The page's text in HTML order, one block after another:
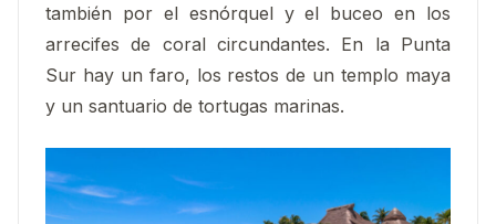
también por el esnórquel y el buceo en los
arrecifes de coral circundantes. En la Punta
Sur hay un faro, los restos de un templo maya
y un santuario de tortugas marinas.